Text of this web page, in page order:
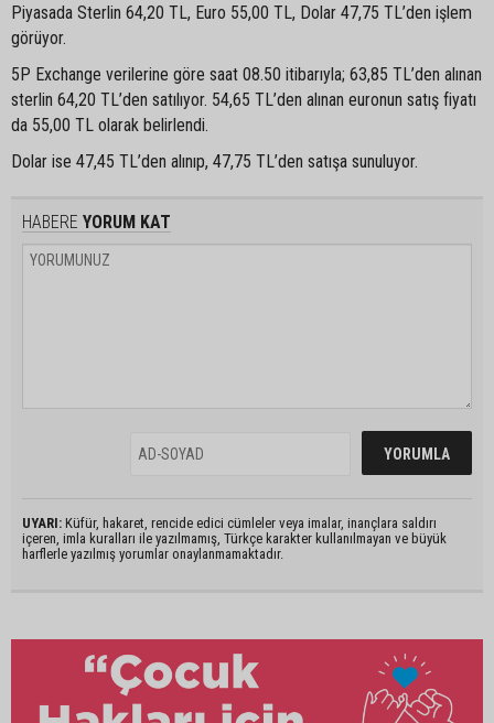
Piyasada Sterlin 64,20 TL, Euro 55,00 TL, Dolar 47,75 TL’den işlem
görüyor.
5P Exchange verilerine göre saat 08.50 itibarıyla; 63,85 TL’den alınan
sterlin 64,20 TL’den satılıyor. 54,65 TL’den alınan euronun satış fiyatı
da 55,00 TL olarak belirlendi.
Dolar ise 47,45 TL’den alınıp, 47,75 TL’den satışa sunuluyor.
HABERE YORUM KAT
UYARI: Küfür, hakaret, rencide edici cümleler veya imalar, inançlara saldırı
içeren, imla kuralları ile yazılmamış, Türkçe karakter kullanılmayan ve büyük
harflerle yazılmış yorumlar onaylanmamaktadır.